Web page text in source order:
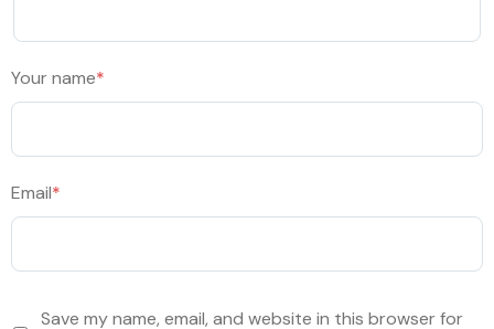
Your name*
Email*
Save my name, email, and website in this browser for